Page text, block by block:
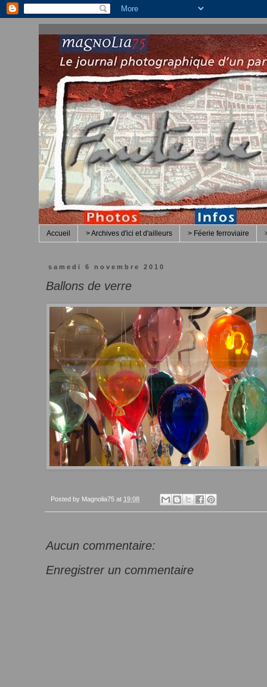
Accueil > Archives d'ici et d'ailleurs > Féerie ferroviaire
samedi 6 novembre 2010
Ballons de verre
Posted by Magnolia75 at 19:08
Aucun commentaire:
Enregistrer un commentaire